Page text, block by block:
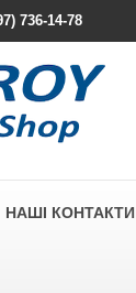
736-14-78
НАШІ КОНТАКТИ